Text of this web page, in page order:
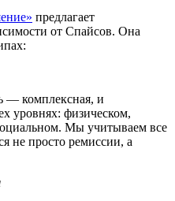
предлагает
от Спайсов. Она
— комплексная, и
уровнях: физическом,
Мы учитываем все
не просто ремиссии, а